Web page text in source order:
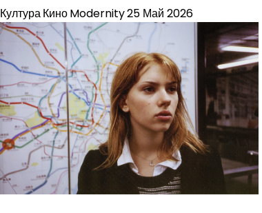
КултураКиноModernity25 Май 2026